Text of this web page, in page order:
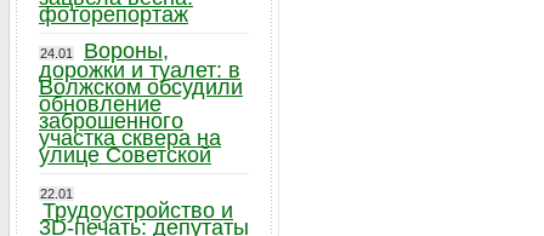
фоторепортаж
24.01
Вороны,
дорожки и туалет: в
Волжском обсудили
обновление
заброшенного
участка сквера на
улице Советской
22.01
Трудоустройство и
3D-печать: депутаты